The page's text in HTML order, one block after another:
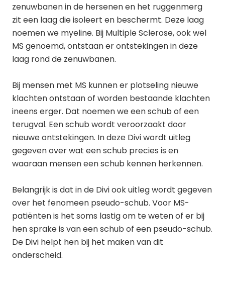
zenuwbanen in de hersenen en het ruggenmerg
zit een laag die isoleert en beschermt. Deze laag
noemen we myeline. Bij Multiple Sclerose, ook wel
MS genoemd, ontstaan er ontstekingen in deze
laag rond de zenuwbanen.
Bij mensen met MS kunnen er plotseling nieuwe
klachten ontstaan of worden bestaande klachten
ineens erger. Dat noemen we een schub of een
terugval. Een schub wordt veroorzaakt door
nieuwe ontstekingen. In deze Divi wordt uitleg
gegeven over wat een schub precies is en
waaraan mensen een schub kennen herkennen.
Belangrijk is dat in de Divi ook uitleg wordt gegeven
over het fenomeen pseudo-schub. Voor MS-
patiënten is het soms lastig om te weten of er bij
hen sprake is van een schub of een pseudo-schub.
De Divi helpt hen bij het maken van dit
onderscheid.